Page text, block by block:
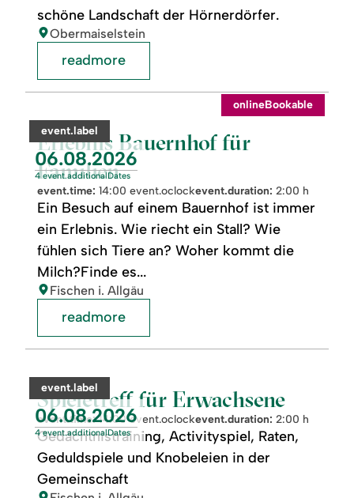
schöne Landschaft der Hörnerdörfer.
location:
Obermaiselstein
readmore
category:
event.label
event.nextDate:
06.08.2026
4 event.additionalDates
onlineBookable
Erlebnis Bauernhof für
Familien
event.time: 14:00 event.oclockevent.duration: 2:00 h
Ein Besuch auf einem Bauernhof ist immer
ein Erlebnis. Wie riecht ein Stall? Wie
fühlen sich Tiere an? Woher kommt die
Milch?Finde es...
location:
Fischen i. Allgäu
readmore:
Bauernhof
Familien
readmore
category:
event.label
event.nextDate:
06.08.2026
4 event.additionalDates
Spieletreff für Erwachsene
event.time:14:00 event.oclockevent.duration: 2:00 h
Gedächtnistraining, Activityspiel, Raten,
Geduldspiele und Knobeleien in der
Gemeinschaft
readmore:
für
Erwachsene